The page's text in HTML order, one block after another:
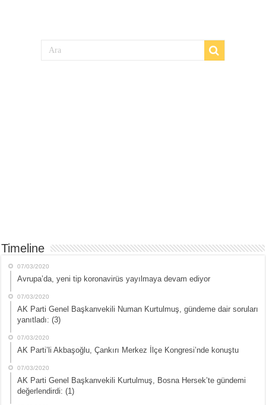
Timeline
07/03/2020
Avrupa’da, yeni tip koronavirüs yayılmaya devam ediyor
07/03/2020
AK Parti Genel Başkanvekili Numan Kurtulmuş, gündeme dair soruları
yanıtladı: (3)
07/03/2020
AK Parti’li Akbaşoğlu, Çankırı Merkez İlçe Kongresi’nde konuştu
07/03/2020
AK Parti Genel Başkanvekili Kurtulmuş, Bosna Hersek’te gündemi
değerlendirdi: (1)